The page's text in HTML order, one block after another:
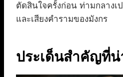
ตัดสินใจครั้งก่อน ท่ามกลางเ
และเสียงคำรามของมังกร
ประเด็นสำคัญที่น่